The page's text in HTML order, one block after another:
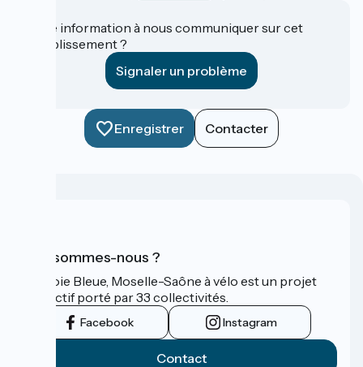
Une information à nous communiquer sur cet
établissement ?
Signaler un problème
Enregistrer Contacter
Qui sommes-nous ?
La Voie Bleue, Moselle-Saône à vélo est un projet
collectif porté par 33 collectivités.
Facebook Instagram
Contact